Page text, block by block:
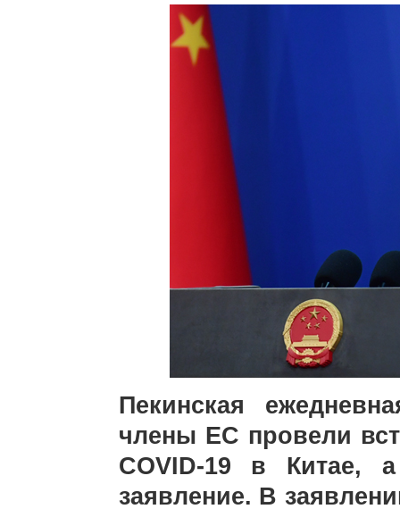
Пекинская
члены ЕС провели
COVID-19 в Китае,
заявление. В